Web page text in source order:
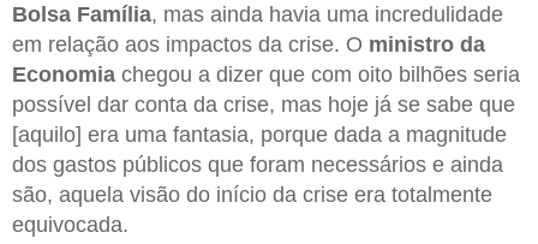
Bolsa Família, mas ainda havia uma incredulidade
em relação aos impactos da crise. O ministro da
Economia chegou a dizer que com oito bilhões seria
possível dar conta da crise, mas hoje já se sabe que
[aquilo] era uma fantasia, porque dada a magnitude
dos gastos públicos que foram necessários e ainda
são, aquela visão do início da crise era totalmente
equivocada.